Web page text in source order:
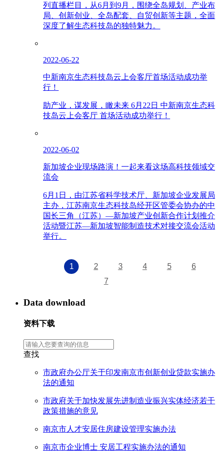
列直播栏目，从6月到9月，围绕全岛规划、产业布
局、创新创业、全岛配套、自贸创新等主题，全面
深度了解生态科技岛的独特魅力。
2022-06-22
中新南京生态科技岛云上会客厅首场活动成功举
行！
助产业，谋发展，瞰未来 6月22日 中新南京生态科
技岛云上会客厅 首场活动成功举行！
2022-06-02
新加坡企业现场路演！一起来看这场高科技领域交
流会
6月1日，由江苏省科学技术厅、新加坡企业发展局
主办，江苏南京生态科技岛经开区管委会协办的中
国长三角（江苏）—新加坡产业创新合作计划推介
活动暨江苏—新加坡智能制造技术对接交流会活动
举行。
1 2 3 4 5
6
7
Data download
资料下载
查找
市政府办公厅关于印发南京市创新创业贷款实施办
法的通知
市政府关于加快发展先进制造业振兴实体经济若干
政策措施的意见
南京市人才安居住房建设管理实施办法
南京市企业博士 安居工程实施办法的通知